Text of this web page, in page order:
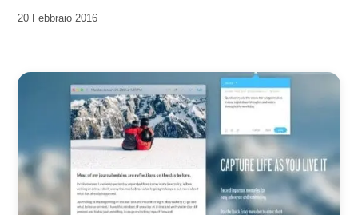
da
20 Febbraio 2016